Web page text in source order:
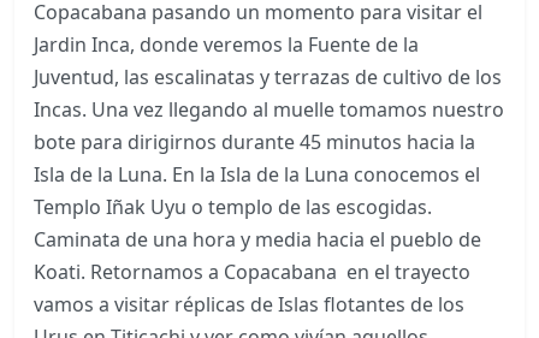
Copacabana pasando un momento para visitar el
Jardin Inca, donde veremos la Fuente de la
Juventud, las escalinatas y terrazas de cultivo de los
Incas. Una vez llegando al muelle tomamos nuestro
bote para dirigirnos durante 45 minutos hacia la
Isla de la Luna. En la Isla de la Luna conocemos el
Templo Iñak Uyu o templo de las escogidas.
Caminata de una hora y media hacia el pueblo de
Koati. Retornamos a Copacabana en el trayecto
vamos a visitar réplicas de Islas flotantes de los